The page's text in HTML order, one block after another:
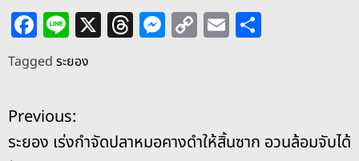
F
a
c
e
b
o
Li
n
e
X T
h
s
M
e
n
g
C
o
Li
n
E
m
Tagged ระยอง
แ
Previous:
ระยอง เร่งกำจัดปลาหมอคางดำให้สิ้นซาก อวนล้อมจับได้